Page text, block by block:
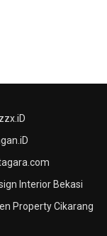
Interior Bekasi
Property Cikarang